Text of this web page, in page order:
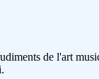
de l'art